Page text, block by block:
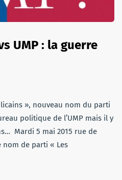
UMP : la guerre
», nouveau nom du parti
politique de l’UMP mais il y
Mardi 5 mai 2015 rue de
nom de parti « Les